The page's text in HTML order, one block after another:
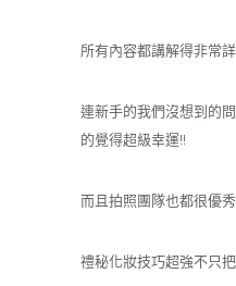
所有內容都講解得非常
連新手的我們沒想到的
的覺得超級幸運!!
而且拍照團隊也都很優
禮秘化妝技巧超強不只